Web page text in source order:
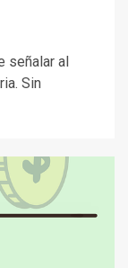
señalar al
Sin